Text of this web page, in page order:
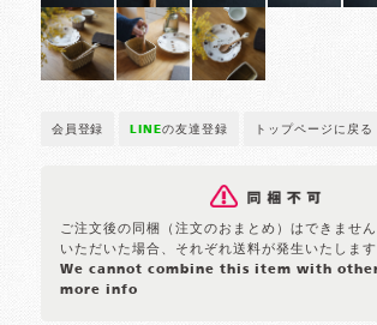
会員登録 LINEの友達登録 トップページに戻る
ご注文後の同梱（注文のおまとめ）はできませ
いただいた場合、それぞれ送料が発生いたします
We cannot combine this item with
more info